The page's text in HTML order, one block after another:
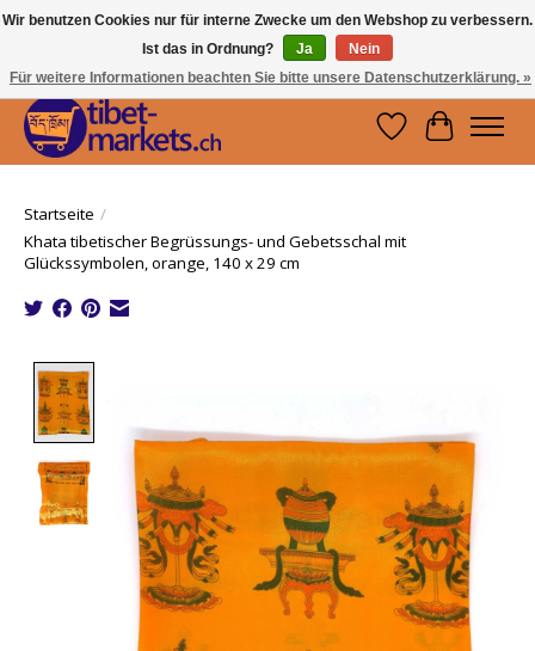
Handwerkskunst vom Dach der Welt.
Holen Sie sich ein Stück Tibet.
Wunschzettel
Ihr
Startseite /
Khata tibetischer Begrüssungs- und Gebetsschal mit
Glückssymbolen, orange, 140 x 29 cm
Wir benutzen Cookies nur für interne Zwecke um den Webshop zu verbessern.
Ist das in Ordnung?
Ja
Nein
Für weitere Informationen beachten Sie bitte unsere Datenschutzerklärung. »